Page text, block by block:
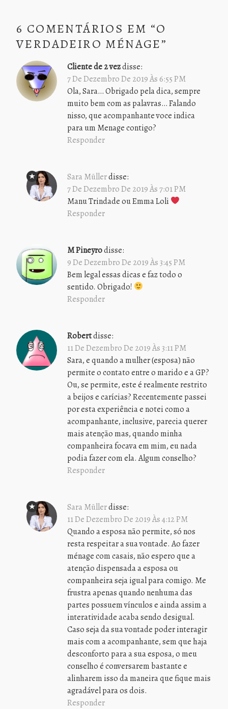
6 COMENTÁRIOS EM “O
VERDADEIRO MÉNAGE”
Cliente de 2 vezdisse:
7 De Dezembro De 2019 Às 6:55 PM
Ola, Sara… Obrigado pela dica, sempre
muito bem com as palavras… Falando
nisso, que acompanhante voce indica
para um Menage contigo?
Responder
Sara Müllerdisse:
7 De Dezembro De 2019 Às 7:01 PM
Manu Trindade ou Emma Loli
Responder
M Pineyrodisse:
9 De Dezembro De 2019 Às 3:45 PM
Bem legal essas dicas e faz todo o
sentido. Obrigado!
Responder
Robertdisse:
11 De Dezembro De 2019 Às 3:11 PM
Sara, e quando a mulher (esposa) não
permite o contato entre o marido e a GP?
Ou, se permite, este é realmente restrito
a beijos e carícias? Recentemente passei
por esta experiência e notei como a
acompanhante, inclusive, parecia querer
mais atenção mas, quando minha
companheira focava em mim, eu nada
podia fazer com ela. Algum conselho?
Responder
Sara Müllerdisse:
11 De Dezembro De 2019 Às 4:12 PM
Quando a esposa não permite, só nos
resta respeitar a sua vontade. Ao fazer
ménage com casais, não espero que a
atenção dispensada a esposa ou
companheira seja igual para comigo. Me
frustra apenas quando nenhuma das
partes possuem vínculos e ainda assim a
interatividade acaba sendo desigual.
Caso seja da sua vontade poder interagir
mais com a acompanhante, sem que haja
desconforto para a sua esposa, o meu
conselho é conversarem bastante e
alinharem isso da maneira que fique mais
agradável para os dois.
Responder